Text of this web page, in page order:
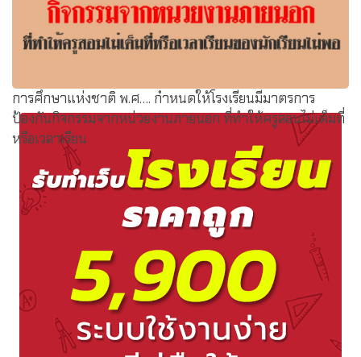
การศึกษาแห่งชาติ พ.ศ…. กำหนดให้โรงเรียนมีมาตรการ
ป้องกันกิจกรรมจากหน่วยงานภายนอก ที่ทำให้ครูสอนไม่เต็มที่
หรือเวลาเรียน